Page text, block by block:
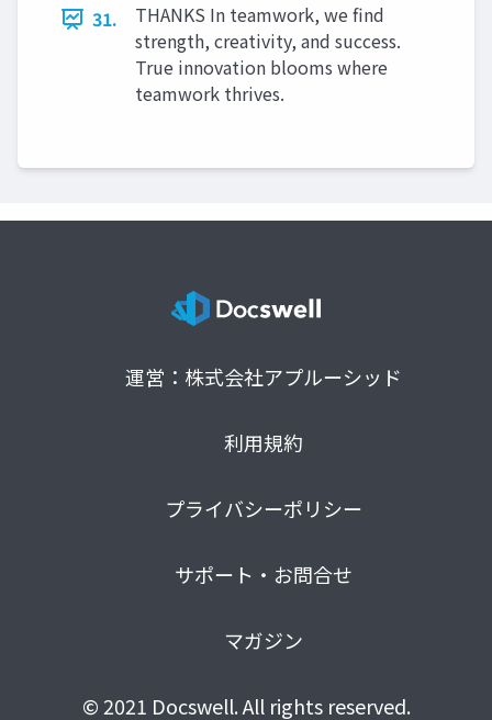
31.
THANKS In teamwork, we find
strength, creativity, and success.
True innovation blooms where
teamwork thrives.
運営：株式会社アプルーシッド
利用規約
プライバシーポリシー
サポート・お問合せ
マガジン
© 2021 Docswell. All rights reserved.